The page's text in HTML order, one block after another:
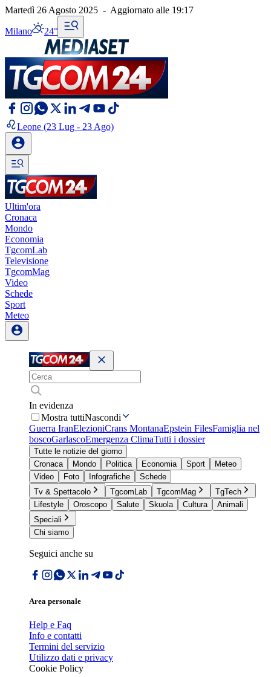
Martedì 26 Agosto 2025 - Aggiornato alle 19:17
Milano 24°
Leone (23 Lug - 23 Ago)
Ultim'ora
Cronaca
Mondo
Economia
TgcomLab
Televisione
TgcomMag
Video
Schede
Sport
Meteo
In evidenza
Mostra tuttiNascondi
Guerra IranElezioniCrans MontanaEpstein FilesFamiglia nel
boscoGarlascoEmergenza ClimaTutti i dossier
Tutte le notizie del giorno
Cronaca
Mondo Politica Economia Sport
Meteo
Video
Foto Infografiche
Schede
Tv & Spettacolo
TgcomLab TgcomMag
TgTech
Lifestyle
Oroscopo Salute Skuola Cultura
Animali
Speciali
Chi siamo
Seguici anche su
Area personale
Help e Faq
Info e contatti
Termini del servizio
Utilizzo dati e privacy
Cookie Policy